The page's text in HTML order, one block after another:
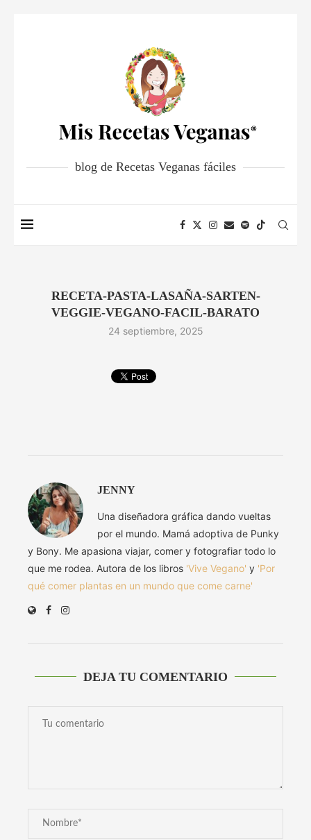
blog de Recetas Veganas fáciles
RECETA-PASTA-LASAÑA-SARTEN-
VEGGIE-VEGANO-FACIL-BARATO
24 septiembre, 2025
JENNY
Una diseñadora gráfica dando vueltas
por el mundo. Mamá adoptiva de Punky
y Bony. Me apasiona viajar, comer y fotografiar todo lo
que me rodea. Autora de los libros 'Vive Vegano' y 'Por
qué comer plantas en un mundo que come carne'
DEJA TU COMENTARIO